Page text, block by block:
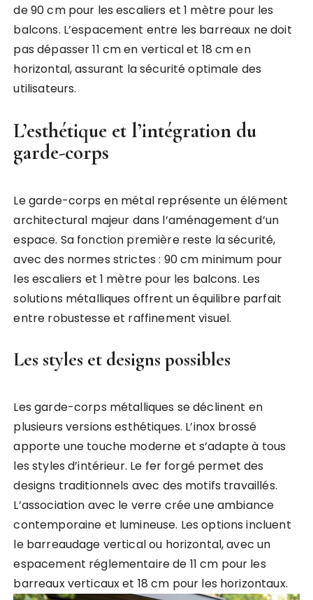
de 90 cm pour les escaliers et 1 mètre pour les
balcons. L’espacement entre les barreaux ne doit
pas dépasser 11 cm en vertical et 18 cm en
horizontal, assurant la sécurité optimale des
utilisateurs.
L’esthétique et l’intégration du
garde-corps
Le garde-corps en métal représente un élément
architectural majeur dans l’aménagement d’un
espace. Sa fonction première reste la sécurité,
avec des normes strictes : 90 cm minimum pour
les escaliers et 1 mètre pour les balcons. Les
solutions métalliques offrent un équilibre parfait
entre robustesse et raffinement visuel.
Les styles et designs possibles
Les garde-corps métalliques se déclinent en
plusieurs versions esthétiques. L’inox brossé
apporte une touche moderne et s’adapte à tous
les styles d’intérieur. Le fer forgé permet des
designs traditionnels avec des motifs travaillés.
L’association avec le verre crée une ambiance
contemporaine et lumineuse. Les options incluent
le barreaudage vertical ou horizontal, avec un
espacement réglementaire de 11 cm pour les
barreaux verticaux et 18 cm pour les horizontaux.